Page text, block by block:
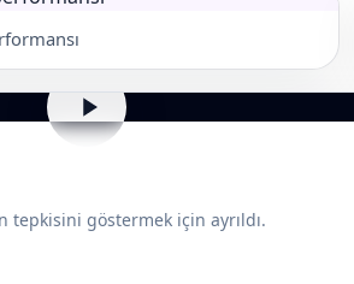
tepkisini göstermek için ayrıldı.